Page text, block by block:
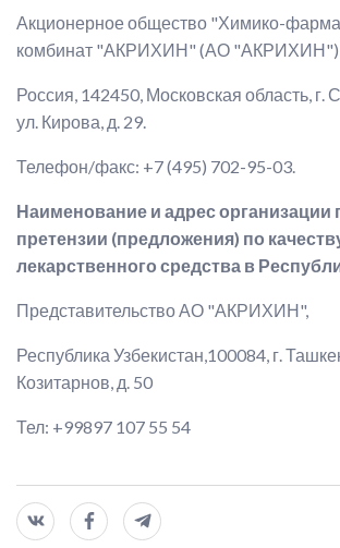
Акционерное общество "Химико-
комбинат "АКРИХИН" (АО "АКРИХИН"),
Россия, 142450, Московская область, г.
ул. Кирова, д. 29.
Телефон/факс: +7 (495) 702-95-03.
Наименование и адрес
претензии (предложения) по
лекарственного средства в
Представительство АО "АКРИХИН",
Республика Узбекистан,100084, г.
Козитарнов, д. 50
Тел: +99897 107 55 54